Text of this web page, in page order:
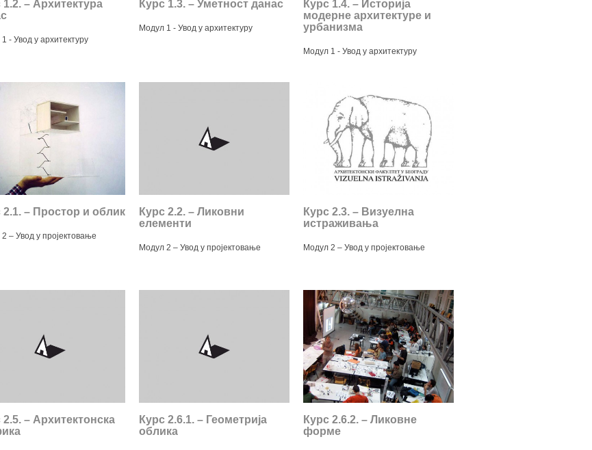
1.2. – Архитектурa
- Увод у архитектуру
Курс 1.3. – Уметност данас
Модул 1 - Увод у архитектуру
Курс 1.4. – Историја
модерне архитектуре и
урбанизма
Модул 1 - Увод у архитектуру
2.1. – Простор и облик
– Увод у пројектовање
Курс 2.2. – Ликовни
елементи
Модул 2 – Увод у пројектовање
Курс 2.3. – Визуелна
истраживања
Модул 2 – Увод у пројектовање
2.5. – Архитектонска
Курс 2.6.1. – Геометрија
облика
Курс 2.6.2. – Ликовне
форме